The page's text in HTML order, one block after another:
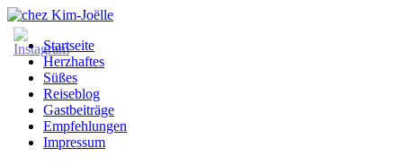
Startseite
Herzhaftes
Süßes
Reiseblog
Gastbeiträge
Empfehlungen
Impressum